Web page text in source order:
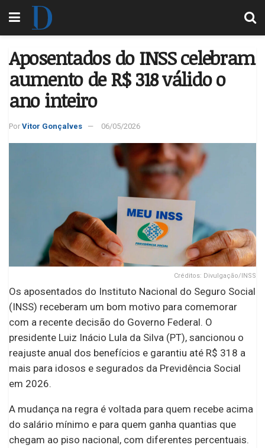
Aposentados do INSS celebram
aumento de R$ 318 válido o
ano inteiro
Por Vitor Gonçalves 06/05/2026
Créditos: Divulgação/INSS
Os aposentados do Instituto Nacional do Seguro Social
(INSS) receberam um bom motivo para comemorar
com a recente decisão do Governo Federal. O
presidente Luiz Inácio Lula da Silva (PT), sancionou o
reajuste anual dos benefícios e garantiu até R$ 318 a
mais para idosos e segurados da Previdência Social
em 2026.
A mudança na regra é voltada para quem recebe acima
do salário mínimo e para quem ganha quantias que
chegam ao piso nacional, com diferentes percentuais.